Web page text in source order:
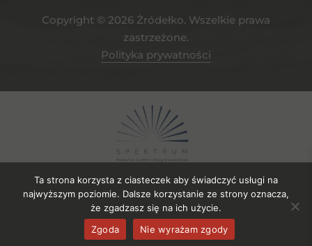
Copyright © 2026 Żródełko. Wszelkie prawa
zastrzeżone.
Polityka prywatności
Projekt współfinansowany ze środków EFRR. Numer umowy o
powierzenie gruntu: UDG-SPE.04.2023/106
Ta strona korzysta z ciasteczek aby świadczyć usługi na
najwyższym poziomie. Dalsze korzystanie ze strony oznacza,
że zgadzasz się na ich użycie.
Zgoda
Nie wyrażam zgody